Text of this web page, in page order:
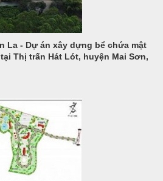
La - Dự án xây dựng bể chứa mật
Thị trấn Hát Lót, huyện Mai Sơn,